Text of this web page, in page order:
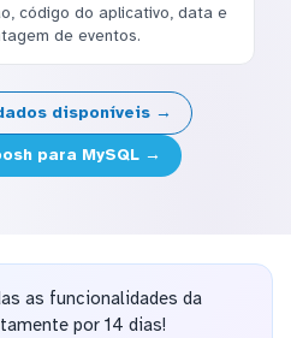
código do aplicativo, data e
de eventos.
disponíveis →
para MySQL →
as funcionalidades da
por 14 dias!